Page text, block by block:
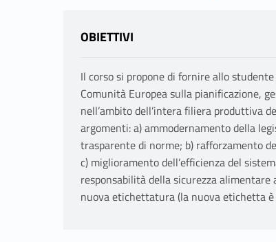
OBIETTIVI
Il corso si propone di fornire allo
Comunità Europea sulla pianificazione,
nell’ambito dell’intera filiera produttiva
argomenti: a) ammodernamento della
trasparente di norme; b) rafforzamento
c) miglioramento dell’efficienza del
responsabilità della sicurezza
nuova etichettatura (la nuova etichetta